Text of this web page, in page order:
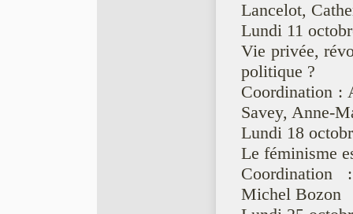
Lancelot,
Lundi 11
Vie privée,
politique ?
Coordination :
Savey, Anne-
Lundi 18
Le féminisme
Coordination
Michel Bozon